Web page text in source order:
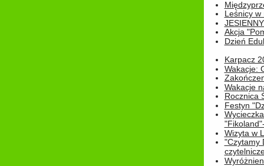
Leśnicy w
Akcja
Dzień
Karpacz
Wakacje:
Wakacje
Rocznica
Festyn
Wizyta w
"Czytamy